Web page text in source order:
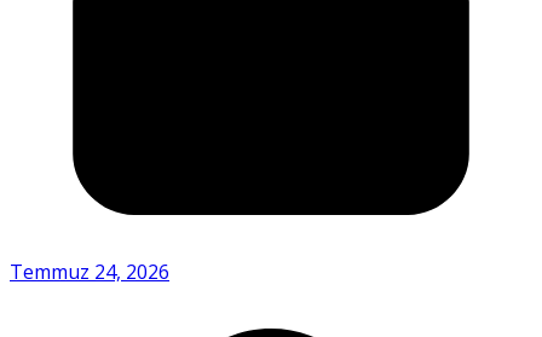
Temmuz 24, 2026